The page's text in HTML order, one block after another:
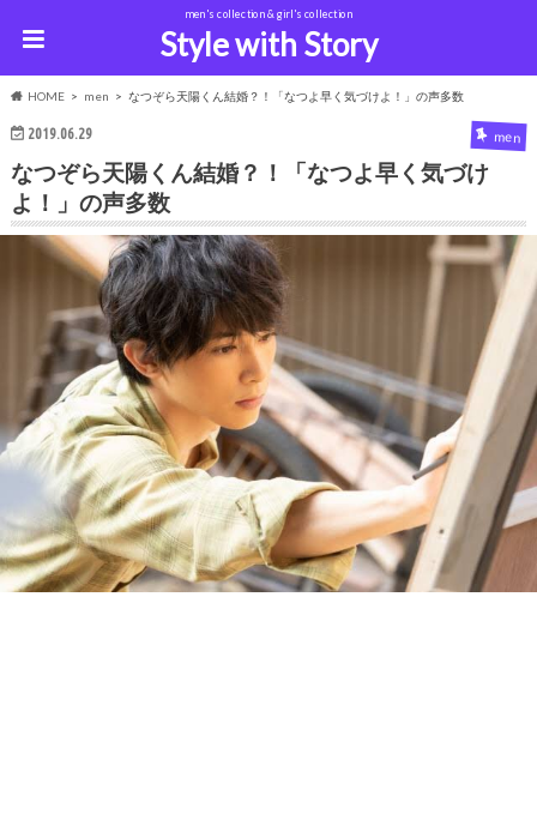
men's collection & girl's collection
Style with Story
HOME men なつぞら天陽くん結婚？！「なつよ早く気づけよ！」の声多数
2019.06.29 men
なつぞら天陽くん結婚？！「なつよ早く気づけ
よ！」の声多数